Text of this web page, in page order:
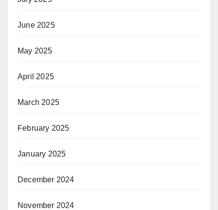
June 2025
May 2025
April 2025
March 2025
February 2025
January 2025
December 2024
November 2024